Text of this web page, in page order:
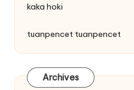
kaka hoki
tuanpencet tuanpencet
Archives